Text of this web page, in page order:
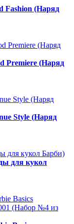
Fashion (Наряд
Premiere (Наряд
Style (Наряд
для кукол